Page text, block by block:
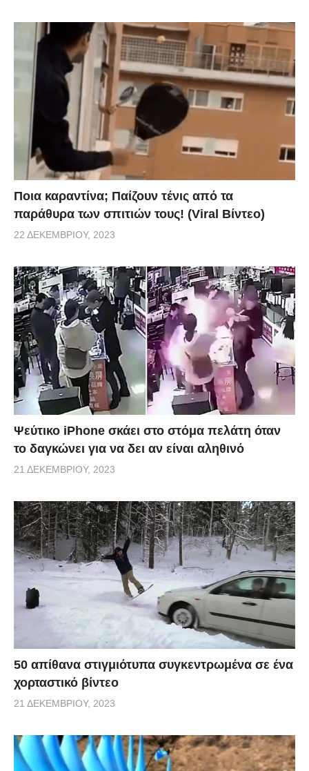
Ποια καραντίνα; Παίζουν τένις από τα
παράθυρα των σπιτιών τους! (Viral Βίντεο)
22 ΔΕΚΕΜΒΡΊΟΥ, 2023
Ψεύτικο iPhone σκάει στο στόμα πελάτη όταν
το δαγκώνει για να δει αν είναι αληθινό
21 ΔΕΚΕΜΒΡΊΟΥ, 2023
50 απίθανα στιγμιότυπα συγκεντρωμένα σε ένα
χορταστικό βίντεο
21 ΔΕΚΕΜΒΡΊΟΥ, 2023